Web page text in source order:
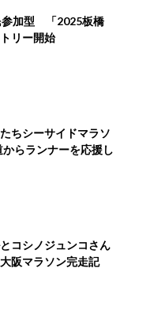
参加型 「2025板橋
リー開始
ちシーサイドマラソ
らランナーを応援し
コシノジュンコさん
阪マラソン完走記